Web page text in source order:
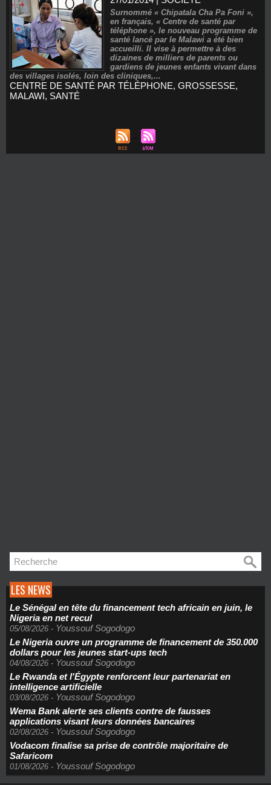
Surnommé « Chipatala Cha Pa Foni »,
en français, « Centre de santé par
téléphone », le nouveau programme de
santé lancé par le Malawi a été bien
accueilli. Il vise à permettre à des
dizaines de milliers de parents ou
gardiens de jeunes enfants vivant dans
des villages isolés, loin des cliniques,...
CENTRE DE SANTÉ PAR TÉLÉPHONE, GROSSESSE,
MALAWI, SANTÉ
LES NEWS
Le Sénégal en tête du financement tech africain en juin, le
Nigeria en net recul
05/08/2026 - Youssouf Sogodogo
Le Nigeria ouvre un programme de financement de 350.000
dollars pour les jeunes start-ups tech
04/08/2026 - Youssouf Sogodogo
Le Rwanda et l'Égypte renforcent leur partenariat en
intelligence artificielle
03/08/2026 - Youssouf Sogodogo
Wema Bank alerte ses clients contre de fausses
applications visant leurs données bancaires
02/08/2026 - Youssouf Sogodogo
Vodacom finalise sa prise de contrôle majoritaire de
Safaricom
01/08/2026 - Youssouf Sogodogo